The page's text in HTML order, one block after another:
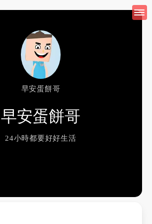
早安蛋餅哥
早安蛋餅哥
24小時都要好好生活